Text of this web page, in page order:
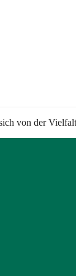
von der